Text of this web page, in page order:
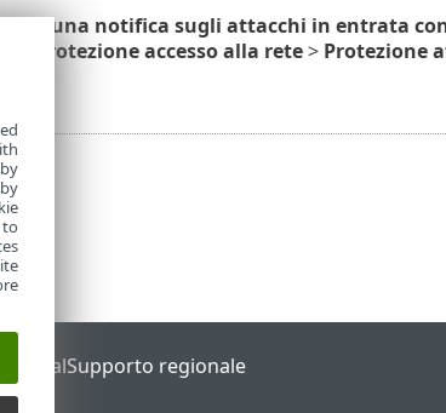
una notifica sugli attacchi in entrata
Protezione accesso alla rete> Protezione
PortalSupporto regionale